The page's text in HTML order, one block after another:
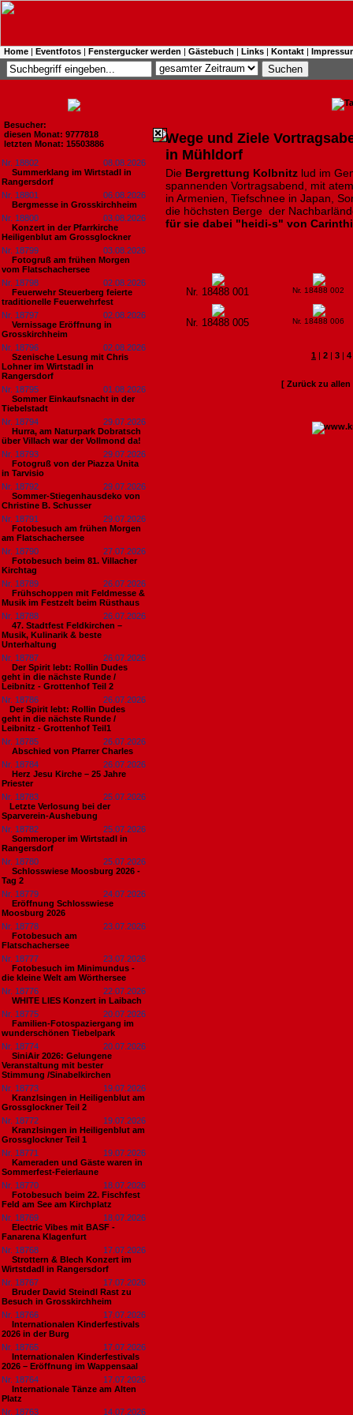
Home | Eventfotos | Fenstergucker werden | Gästebuch | Links | Kontakt |
Besucher:
diesen Monat: 9777818
letzten Monat: 15503886
Nr. 18802
08.08.2026
Summerklang im Wirtstadl in
Rangersdorf
Nr. 18801
06.08.2026
Bergmesse in Grosskirchheim
Nr. 18800
03.08.2026
Konzert in der Pfarrkirche
Heiligenblut am Grossglockner
Nr. 18799
03.08.2026
Fotogruß am frühen Morgen
vom Flatschachersee
Nr. 18798
02.08.2026
Feuerwehr Steuerberg feierte
traditionelle Feuerwehrfest
Nr. 18797
02.08.2026
Vernissage Eröffnung in
Grosskirchheim
Nr. 18796
02.08.2026
Szenische Lesung mit Chris
Lohner im Wirtstadl in
Rangersdorf
Nr. 18795
01.08.2026
Sommer Einkaufsnacht in der
Tiebelstadt
Nr. 18794
29.07.2026
Hurra, am Naturpark Dobratsch
über Villach war der Vollmond da!
Nr. 18793
29.07.2026
Fotogruß von der Piazza Unita
in Tarvisio
Nr. 18792
29.07.2026
Sommer-Stiegenhausdeko von
Christine B. Schusser
Nr. 18791
29.07.2026
Fotobesuch am frühen Morgen
am Flatschachersee
Nr. 18790
27.07.2026
Fotobesuch beim 81. Villacher
Kirchtag
Nr. 18789
26.07.2026
Frühschoppen mit Feldmesse &
Musik im Festzelt beim Rüsthaus
Nr. 18788
26.07.2026
47. Stadtfest Feldkirchen –
Musik, Kulinarik & beste
Unterhaltung
Nr. 18787
26.07.2026
Der Spirit lebt: Rollin Dudes
geht in die nächste Runde /
Leibnitz - Grottenhof Teil 2
Nr. 18786
26.07.2026
​Der Spirit lebt: Rollin Dudes
geht in die nächste Runde /
Leibnitz - Grottenhof Teil1
Nr. 18785
26.07.2026
Abschied von Pfarrer Charles
Nr. 18784
26.07.2026
Herz Jesu Kirche – 25 Jahre
Priester
Nr. 18783
25.07.2026
​Letzte Verlosung bei der
Sparverein-Aushebung
Nr. 18782
25.07.2026
Sommeroper im Wirtstadl in
Rangersdorf
Nr. 18780
25.07.2026
Schlosswiese Moosburg 2026 -
Tag 2
Nr. 18779
24.07.2026
Eröffnung Schlosswiese
Moosburg 2026
Nr. 18778
23.07.2026
Fotobesuch am
Flatschachersee
Nr. 18777
23.07.2026
Fotobesuch im Minimundus -
die kleine Welt am Wörthersee
Nr. 18776
22.07.2026
WHITE LIES Konzert in Laibach
Nr. 18775
20.07.2026
Familien-Fotospaziergang im
wunderschönen Tiebelpark
Nr. 18774
20.07.2026
SiniAir 2026: Gelungene
Veranstaltung mit bester
Stimmung /Sinabelkirchen
Nr. 18773
19.07.2026
Kranzlsingen in Heiligenblut am
Grossglockner Teil 2
Nr. 18772
19.07.2026
Kranzlsingen in Heiligenblut am
Grossglockner Teil 1
Nr. 18771
19.07.2026
Kameraden und Gäste waren in
Sommerfest-Feierlaune
Nr. 18770
18.07.2026
Fotobesuch beim 22. Fischfest
Feld am See am Kirchplatz
Nr. 18769
18.07.2026
Electric Vibes mit BASF -
Fanarena Klagenfurt
Nr. 18768
17.07.2026
Strottern & Blech Konzert im
Wirtstdadl in Rangersdorf
Nr. 18767
17.07.2026
Bruder David Steindl Rast zu
Besuch in Grosskirchheim
Nr. 18766
17.07.2026
Internationalen Kinderfestivals
2026 in der Burg
Nr. 18765
17.07.2026
Internationalen Kinderfestivals
2026 – Eröffnung im Wappensaal
Nr. 18764
17.07.2026
Internationale Tänze am Alten
Platz
Nr. 18763
14.07.2026
Wege und Ziele
in Mühldorf
Die Bergrettung Kolbnitz lud im
spannenden Vortragsabend, mit
in Armenien, Tiefschnee in Japan,
die höchsten Berge der
für sie dabei "heidi-s" von
Nr. 18488 001 Nr. 18488 002
Nr. 18488 005 Nr. 18488 006
1 | 2 | 3 | 4
[ Zurück zu